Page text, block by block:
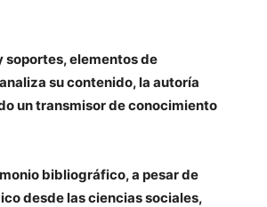
soportes, elementos de
su contenido, la autoría
un transmisor de conocimiento
bibliográfico, a pesar de
desde las ciencias sociales,